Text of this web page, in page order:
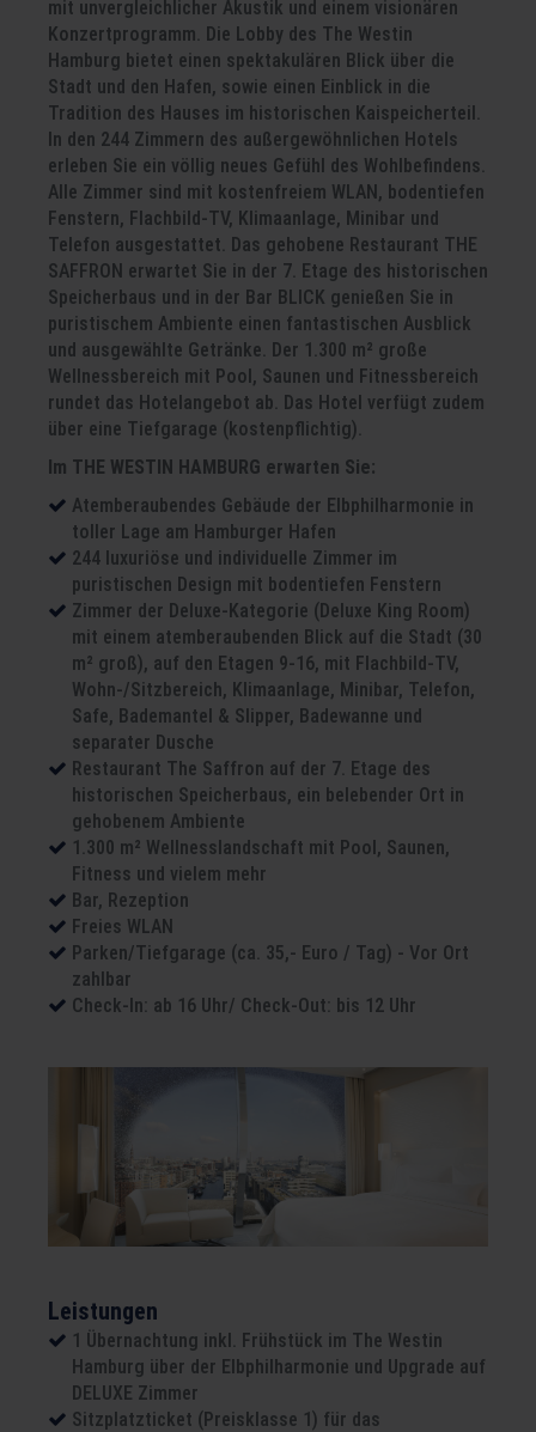
mit unvergleichlicher Akustik und einem visionären
Konzertprogramm. Die Lobby des The Westin
Hamburg bietet einen spektakulären Blick über die
Stadt und den Hafen, sowie einen Einblick in die
Tradition des Hauses im historischen Kaispeicherteil.
In den 244 Zimmern des außergewöhnlichen Hotels
erleben Sie ein völlig neues Gefühl des Wohlbefindens.
Alle Zimmer sind mit kostenfreiem WLAN, bodentiefen
Fenstern, Flachbild-TV, Klimaanlage, Minibar und
Telefon ausgestattet. Das gehobene Restaurant THE
SAFFRON erwartet Sie in der 7. Etage des historischen
Speicherbaus und in der Bar BLICK genießen Sie in
puristischem Ambiente einen fantastischen Ausblick
und ausgewählte Getränke. Der 1.300 m² große
Wellnessbereich mit Pool, Saunen und Fitnessbereich
rundet das Hotelangebot ab. Das Hotel verfügt zudem
über eine Tiefgarage (kostenpflichtig).
Im THE WESTIN HAMBURG erwarten Sie:
Atemberaubendes Gebäude der Elbphilharmonie in
toller Lage am Hamburger Hafen
244 luxuriöse und individuelle Zimmer im
puristischen Design mit bodentiefen Fenstern
Zimmer der Deluxe-Kategorie (Deluxe King Room)
mit einem atemberaubenden Blick auf die Stadt (30
m² groß), auf den Etagen 9-16, mit Flachbild-TV,
Wohn-/Sitzbereich, Klimaanlage, Minibar, Telefon,
Safe, Bademantel & Slipper, Badewanne und
separater Dusche
Restaurant The Saffron auf der 7. Etage des
historischen Speicherbaus, ein belebender Ort in
gehobenem Ambiente
1.300 m² Wellnesslandschaft mit Pool, Saunen,
Fitness und vielem mehr
Bar, Rezeption
Freies WLAN
Parken/Tiefgarage (ca. 35,- Euro / Tag) - Vor Ort
zahlbar
Check-In: ab 16 Uhr/ Check-Out: bis 12 Uhr
Leistungen
1 Übernachtung inkl. Frühstück im The Westin
Hamburg über der Elbphilharmonie und Upgrade auf
DELUXE Zimmer
Sitzplatzticket (Preisklasse 1) für das